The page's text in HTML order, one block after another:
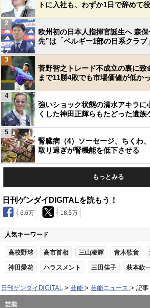
トに入社も、わずか1日で辞めて
欧州初の日本人指揮官誕生へ 森
先”は「ベルギー1部の日系クラブ
2
菅野智之トレード不成立の裏に
まで11勝4敗でも市場価値が低か
3
強いショック状態の清水アキラ
くした神田正輝らもたどった遺族
4
腎臓病（4）ソーセージ、ちくわ
取り過ぎが腎機能を低下させる
5
もっとみる
日刊ゲンダイDIGITALを読もう！
6.6万 18.5万
人気キーワード
高校野球 高市首相 三山凌輝 青木歌音
神田愛花 ハラスメント 三田佳子 萩本欽
日刊ゲンダイDIGITAL 芸能 芸能ニュース 記事
芸能